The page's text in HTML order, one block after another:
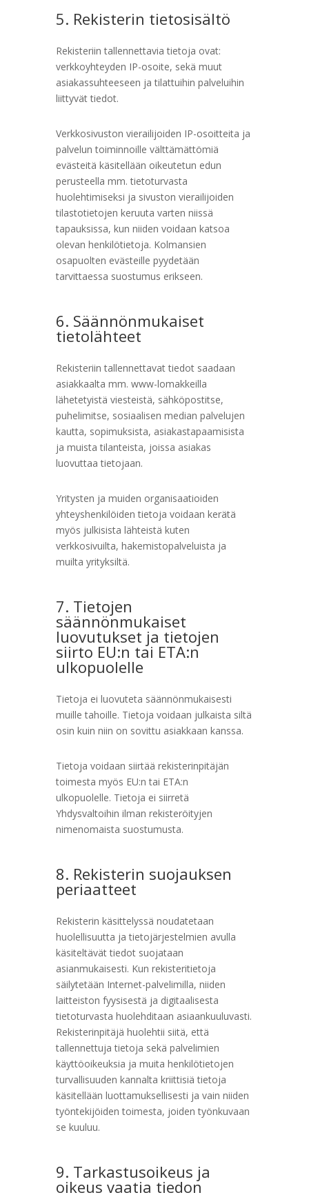
5. Rekisterin tietosisältö
Rekisteriin tallennettavia tietoja ovat:
verkkoyhteyden IP-osoite, sekä muut
asiakassuhteeseen ja tilattuihin palveluihin
liittyvät tiedot.
Verkkosivuston vierailijoiden IP-osoitteita ja
palvelun toiminnoille välttämättömiä
evästeitä käsitellään oikeutetun edun
perusteella mm. tietoturvasta
huolehtimiseksi ja sivuston vierailijoiden
tilastotietojen keruuta varten niissä
tapauksissa, kun niiden voidaan katsoa
olevan henkilötietoja. Kolmansien
osapuolten evästeille pyydetään
tarvittaessa suostumus erikseen.
6. Säännönmukaiset
tietolähteet
Rekisteriin tallennettavat tiedot saadaan
asiakkaalta mm. www-lomakkeilla
lähetetyistä viesteistä, sähköpostitse,
puhelimitse, sosiaalisen median palvelujen
kautta, sopimuksista, asiakastapaamisista
ja muista tilanteista, joissa asiakas
luovuttaa tietojaan.
Yritysten ja muiden organisaatioiden
yhteyshenkilöiden tietoja voidaan kerätä
myös julkisista lähteistä kuten
verkkosivuilta, hakemistopalveluista ja
muilta yrityksiltä.
7. Tietojen
säännönmukaiset
luovutukset ja tietojen
siirto EU:n tai ETA:n
ulkopuolelle
Tietoja ei luovuteta säännönmukaisesti
muille tahoille. Tietoja voidaan julkaista siltä
osin kuin niin on sovittu asiakkaan kanssa.
Tietoja voidaan siirtää rekisterinpitäjän
toimesta myös EU:n tai ETA:n
ulkopuolelle. Tietoja ei siirretä
Yhdysvaltoihin ilman rekisteröityjen
nimenomaista suostumusta.
8. Rekisterin suojauksen
periaatteet
Rekisterin käsittelyssä noudatetaan
huolellisuutta ja tietojärjestelmien avulla
käsiteltävät tiedot suojataan
asianmukaisesti. Kun rekisteritietoja
säilytetään Internet-palvelimilla, niiden
laitteiston fyysisestä ja digitaalisesta
tietoturvasta huolehditaan asiaankuuluvasti.
Rekisterinpitäjä huolehtii siitä, että
tallennettuja tietoja sekä palvelimien
käyttöoikeuksia ja muita henkilötietojen
turvallisuuden kannalta kriittisiä tietoja
käsitellään luottamuksellisesti ja vain niiden
työntekijöiden toimesta, joiden työnkuvaan
se kuuluu.
9. Tarkastusoikeus ja
oikeus vaatia tiedon